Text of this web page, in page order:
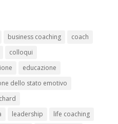
business coaching
coach
colloqui
educazione
dello stato emotivo
leadership
life coaching